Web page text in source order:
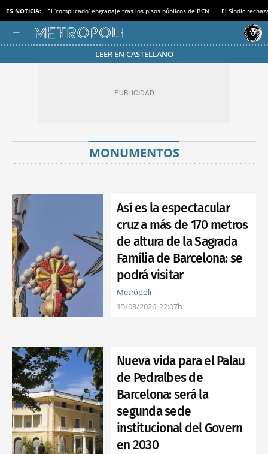
ES NOTICIA: El ‘complicado’ engranaje tras los pisos públicos de BCN El Síndic
LEER EN CASTELLANO
MONUMENTOS
Así es la espectacular
cruz a más de 170 metros
de altura de la Sagrada
Família de Barcelona: se
podrá visitar
Metrópoli
15/03/2026 22:07h
Nueva vida para el Palau
de Pedralbes de
Barcelona: será la
segunda sede
institucional del Govern
en 2030